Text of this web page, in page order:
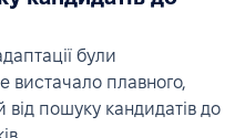
були
вистачало плавного,
від пошуку кандидатів до